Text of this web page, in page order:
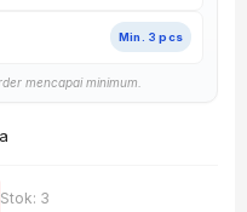
Min. 3 pcs
mencapai minimum.
Stok: 3